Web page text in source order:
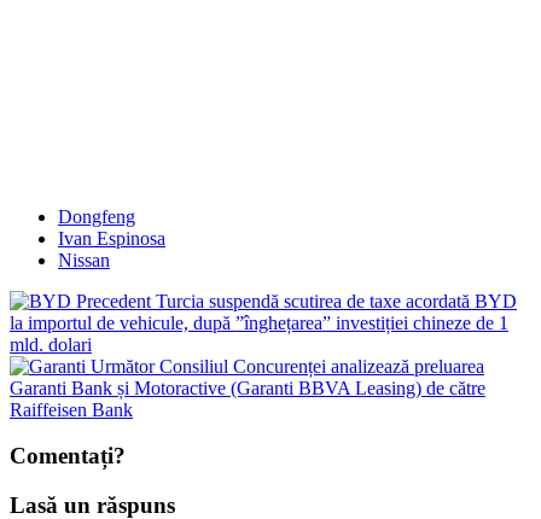
Dongfeng
Ivan Espinosa
Nissan
Precedent Turcia suspendă scutirea de taxe acordată BYD
la importul de vehicule, după ”înghețarea” investiției chineze de 1
mld. dolari
Următor Consiliul Concurenței analizează preluarea
Garanti Bank și Motoractive (Garanti BBVA Leasing) de către
Raiffeisen Bank
Comentați?
Lasă un răspuns